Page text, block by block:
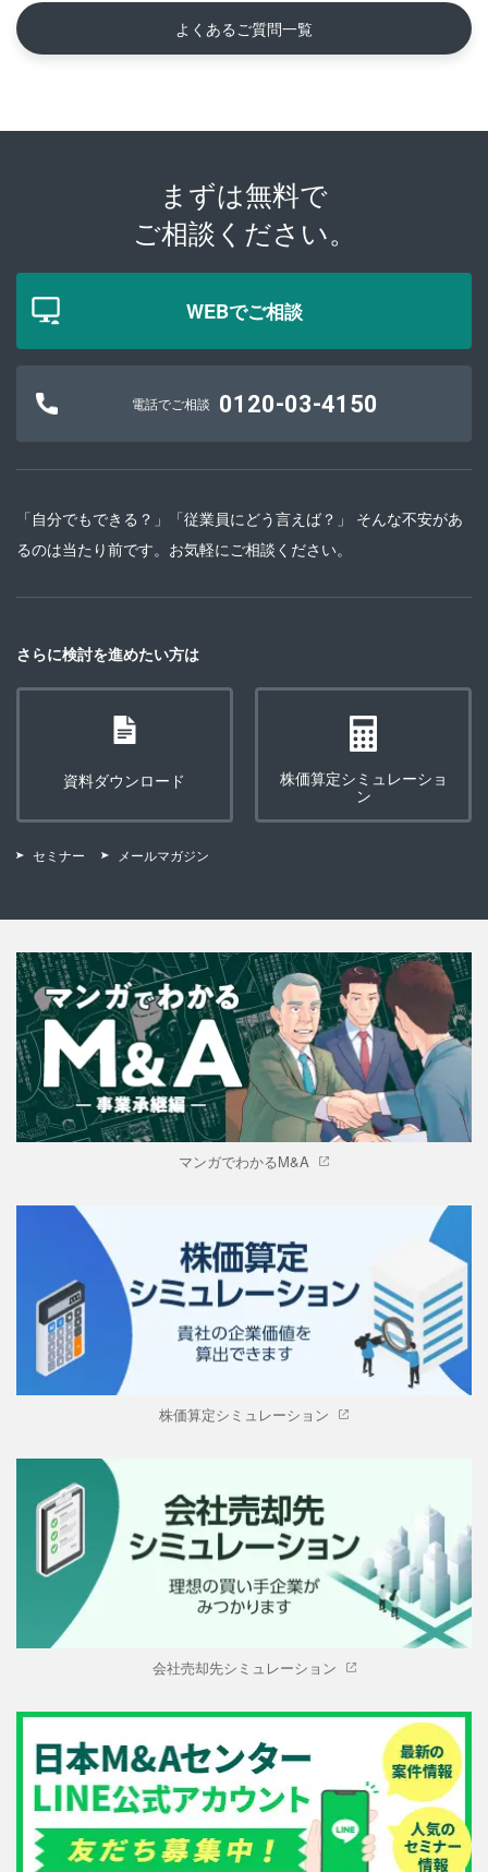
よくあるご質問一覧
まずは無料で
ご相談ください。
WEBでご相談
電話でご相談 0120-03-4150
「自分でもできる？」「従業員にどう言えば？」 そんな不安があ
るのは当たり前です。お気軽にご相談ください。
さらに検討を進めたい方は
資料ダウンロード
株価算定シミュレーショ
ン
セミナー メールマガジン
マンガでわかるM&A
株価算定シミュレーション
会社売却先シミュレーション